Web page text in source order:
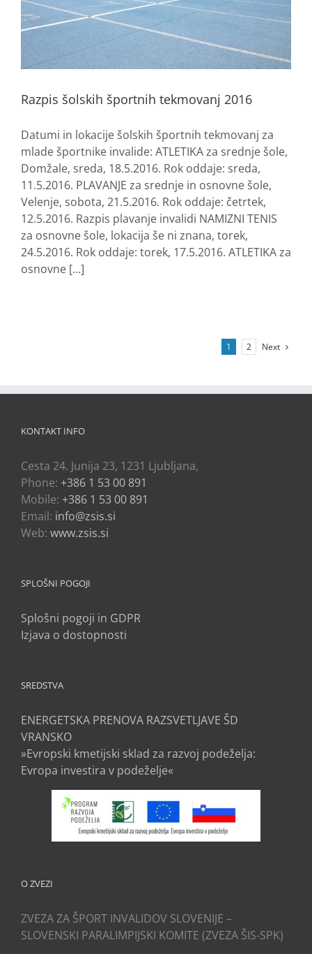
Razpis šolskih športnih tekmovanj 2016
Datumi in lokacije šolskih športnih tekmovanj za
mlade športnike invalide: ATLETIKA za srednje šole,
Domžale, sreda, 18.5.2016. Rok oddaje: sreda,
11.5.2016. PLAVANJE za srednje in osnovne šole,
Velenje, sobota, 21.5.2016. Rok oddaje: četrtek,
12.5.2016. Razpis plavanje invalidi NAMIZNI TENIS
za osnovne šole, lokacija še ni znana, torek,
24.5.2016. Rok oddaje: torek, 17.5.2016. ATLETIKA za
osnovne [...]
1 2 Next
KONTAKT INFO
Cesta 24. Junija 23, 1231 Ljubljana,
Phone: +386 1 53 00 891
Mobile: +386 1 53 00 891
Email: info@zsis.si
Web: www.zsis.si
SPLOŠNI POGOJI
Splošni pogoji in GDPR
Izjava o dostopnosti
SREDSTVA
ENERGETSKA PRENOVA RAZSVETLJAVE ŠD
VRANSKO
»Evropski kmetijski sklad za razvoj podeželja:
Evropa investira v podeželje«
O ZVEZI
ZVEZA ZA ŠPORT INVALIDOV SLOVENIJE –
SLOVENSKI PARALIMPIJSKI KOMITE (ZVEZA ŠIS-SPK)